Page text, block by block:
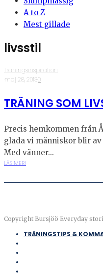
A to Z
Mest gillade
livsstil
Träningsinspiration
·maj 28, 2013·0
TRÄNING SOM
Precis hemkommen från
glada vi människor blir
Med vänner...
LÄS MER!
Copyright Bursjöö Everyday
TRÄNINGSTIPS &